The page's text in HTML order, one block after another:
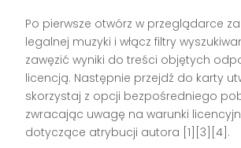
Po pierwsze otwórz w przeglądarce
legalnej muzyki i włącz filtry
zawęzić wyniki do treści objętych
licencją. Następnie przejdź do karty
skorzystaj z opcji bezpośredniego
zwracając uwagę na warunki
dotyczące atrybucji autora [1][3][4].